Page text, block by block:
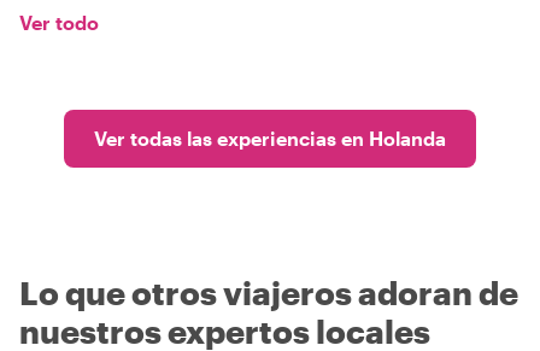
Ver todo
Ver todas las experiencias en Holanda
Lo que otros viajeros adoran de
nuestros expertos locales